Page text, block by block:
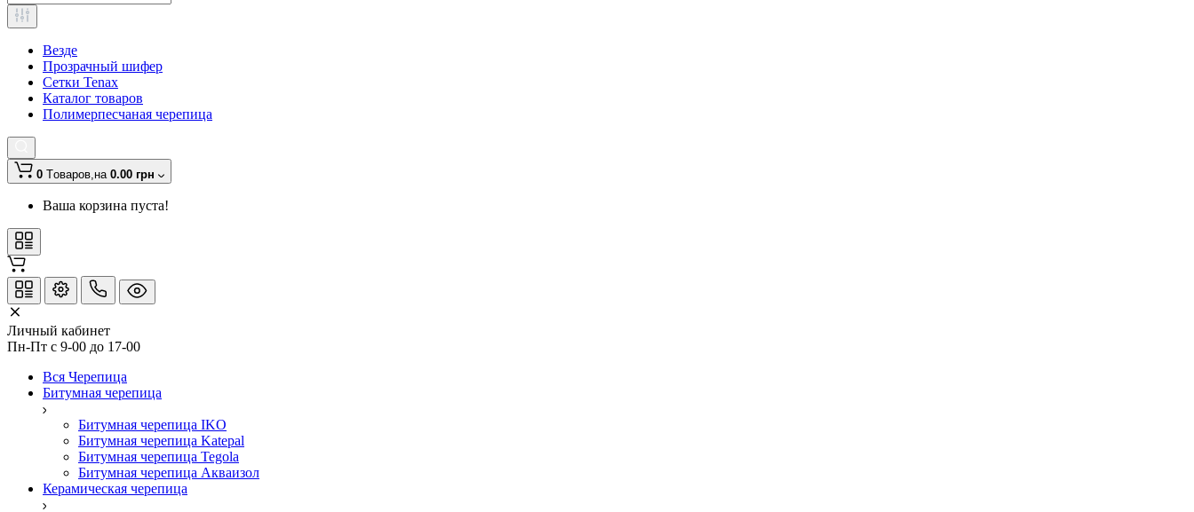
Везде
Прозрачный шифер
Сетки Tenax
Каталог товаров
Полимерпесчаная черепица
0 Tоваров,на 0.00 грн
Ваша корзина пуста!
Личный кабинет
Пн-Пт с 9-00 до 17-00
Вся Черепица
Битумная черепица
Битумная черепица IKO
Битумная черепица Katepal
Битумная черепица Tegola
Битумная черепица Акваизол
Керамическая черепица